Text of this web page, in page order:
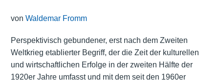
von Waldemar Fromm
Perspektivisch gebundener, erst nach dem Zweiten
Weltkrieg etablierter Begriff, der die Zeit der kulturellen
und wirtschaftlichen Erfolge in der zweiten Hälfte der
1920er Jahre umfasst und mit dem seit den 1960er